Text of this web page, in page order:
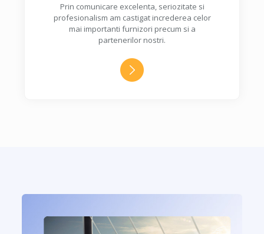
Prin comunicare excelenta, seriozitate si
profesionalism am castigat increderea celor
mai importanti furnizori precum si a
partenerilor nostri.